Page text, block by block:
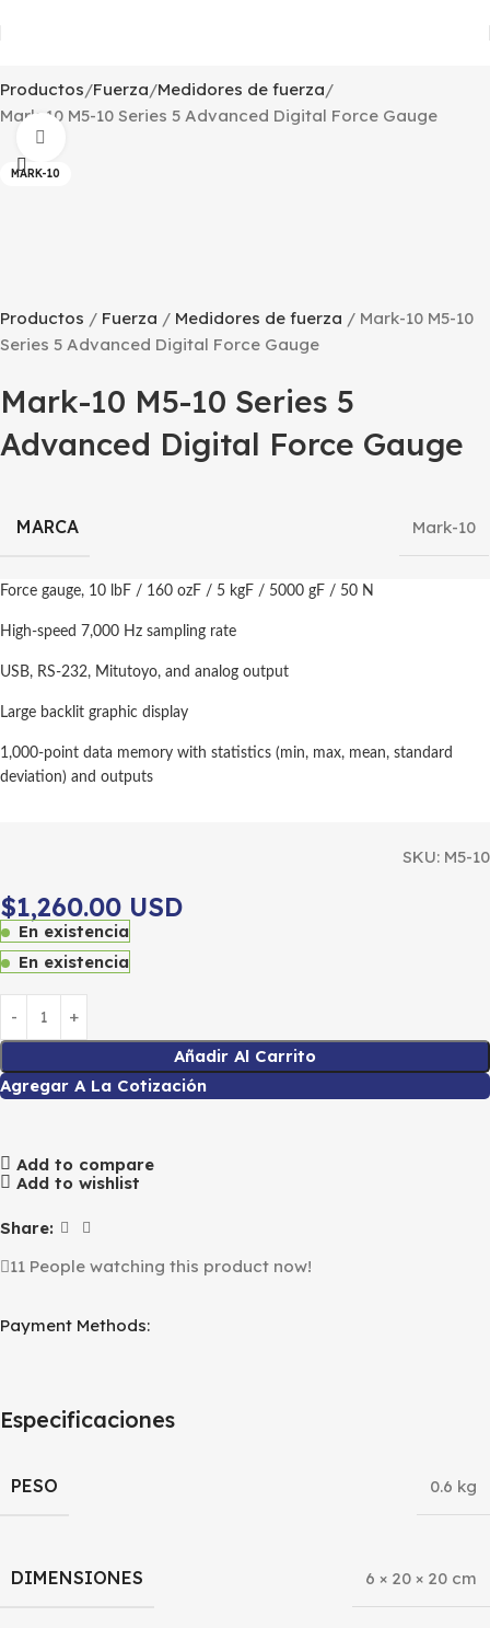
Productos Fuerza Medidores de fuerza
Mark-10 M5-10 Series 5 Advanced Digital Force Gauge
MARK-10
Productos Fuerza Medidores de fuerza
Mark-10 M5-10
Series 5 Advanced Digital Force Gauge
Mark-10 M5-10 Series 5
Advanced Digital Force Gauge
MARCA Mark-10
Force gauge, 10 lbF / 160 ozF / 5 kgF / 5000 gF / 50 N
High-speed 7,000 Hz sampling rate
USB, RS-232, Mitutoyo, and analog output
Large backlit graphic display
1,000-point data memory with statistics (min, max, mean, standard
deviation) and outputs
SKU: M5-10
$1,260.00 USD
En existencia
En existencia
Añadir Al Carrito
Agregar A La Cotización
Add to compare
Add to wishlist
Share:
11 People watching this product now!
Payment Methods:
Especificaciones
PESO 0.6 kg
DIMENSIONES 6 × 20 × 20 cm